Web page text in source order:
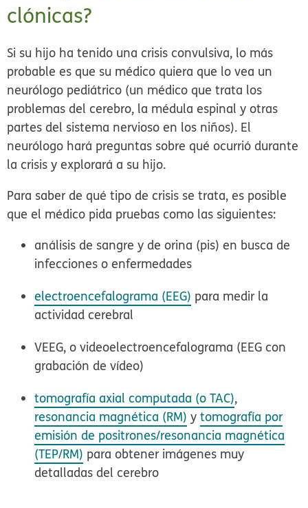
clónicas?
Si su hijo ha tenido una crisis convulsiva, lo más
probable es que su médico quiera que lo vea un
neurólogo pediátrico (un médico que trata los
problemas del cerebro, la médula espinal y otras
partes del sistema nervioso en los niños). El
neurólogo hará preguntas sobre qué ocurrió durante
la crisis y explorará a su hijo.
Para saber de qué tipo de crisis se trata, es posible
que el médico pida pruebas como las siguientes:
análisis de sangre y de orina (pis) en busca de
infecciones o enfermedades
electroencefalograma (EEG) para medir la
actividad cerebral
VEEG, o videoelectroencefalograma (EEG con
grabación de vídeo)
tomografía axial computada (o TAC),
resonancia magnética (RM) ytomografía por
emisión de positrones/resonancia magnética
(TEP/RM) para obtener imágenes muy
detalladas del cerebro